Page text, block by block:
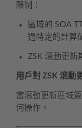
限制：
區域的 SOA
過特定的計算
ZSK 滾動更新
用戶對 ZSK 滾動
當滾動更新區域
何操作。